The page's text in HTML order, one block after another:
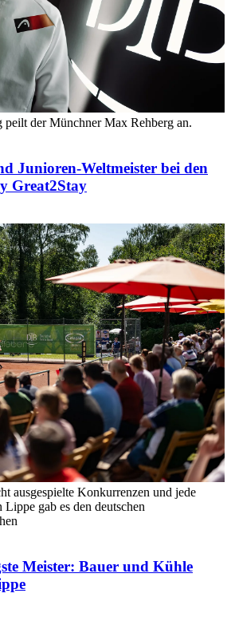
peilt der Münchner Max Rehberg an.
Junioren-Weltmeister bei den
Great2Stay
ausgespielte Konkurrenzen und jede
gab es den deutschen
Meister: Bauer und Kühle